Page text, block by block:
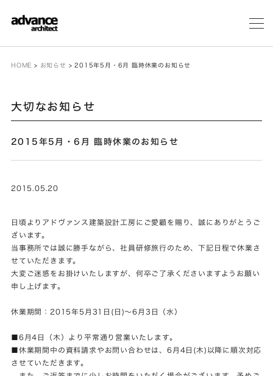
メ
HOME > お知らせ > 2015年5月・6月 臨時休業のお知らせ
大切なお知らせ
2015年5月・6月 臨時休業のお知らせ
2015.05.20
日頃よりアドヴァンス建築設計工房にご愛顧を賜り、誠にありがとうご
ざいます。
当事務所では誠に勝手ながら、社員研修旅行のため、下記日程で休業さ
せていただきます。
大変ご迷惑をお掛けいたしますが、何卒ご了承くださいますようお願い
申し上げます。
休業期間：2015年5月31日(日)～6月3日（水）
■6月4日（木）より平常通り営業いたします。
■休業期間中の資料請求やお問い合わせは、6月4日(木)以降に順次対応
させていただきます。